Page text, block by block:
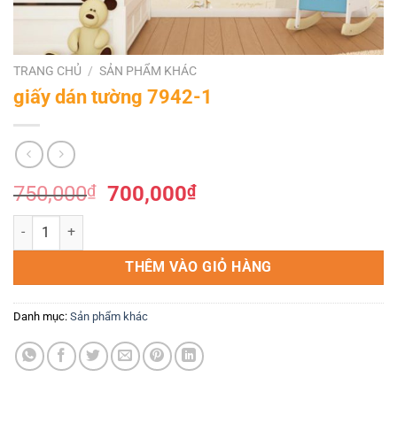
TRANG CHỦ / SẢN PHẨM KHÁC
giấy dán tường 7942-1
750,000₫
Giá
750,000₫.
700,000₫Giá
là:
700,000₫.
giấy dán tường 7942-1 số lượng
THÊM VÀO GIỎ HÀNG
Danh mục: Sản phẩm khác